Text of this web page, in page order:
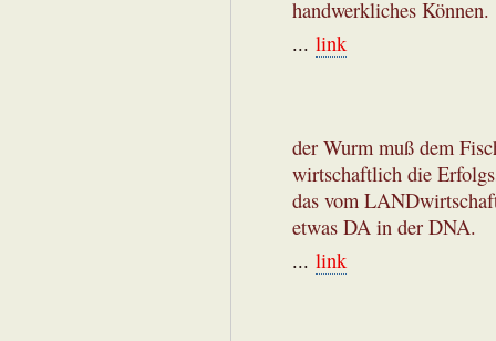
handwerkliches Können.
... link
der Wurm muß dem
wirtschaftlich die
das vom
etwas DA in der DNA.
... link